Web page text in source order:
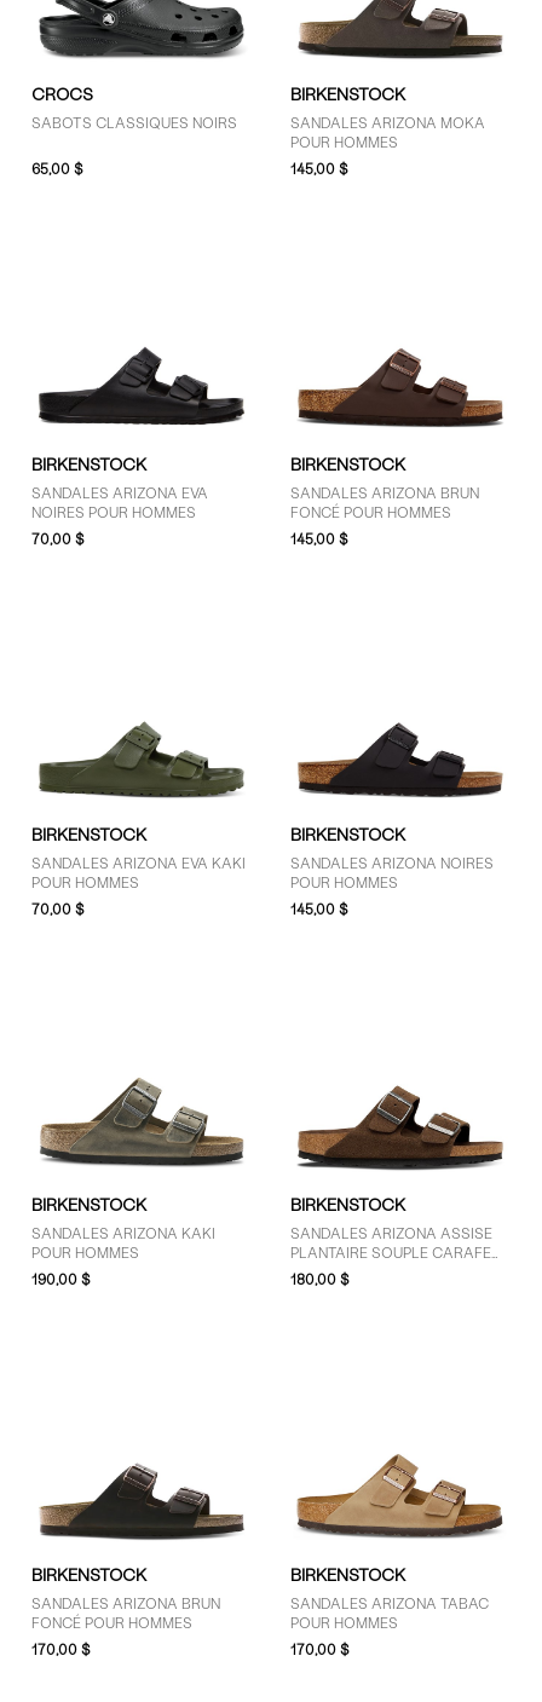
GENRE
Hommes (12)
Crocs (2)
HOKA (1)
Salomon (2)
PRIX
51 $ - 75 $ (7)
6 (3)
7 (10)
8 (13)
15 (1)
COULEUR
Brun (4)
CROCS
SABOTS CLASSIQUES NOIRS
65,00 $
BIRKENSTOCK
SANDALES ARIZONA MOKA
POUR HOMMES
145,00 $
BIRKENSTOCK
SANDALES ARIZONA EVA
NOIRES POUR HOMMES
70,00 $
BIRKENSTOCK
SANDALES ARIZONA BRUN
FONCÉ POUR HOMMES
145,00 $
BIRKENSTOCK
SANDALES ARIZONA EVA KAKI
POUR HOMMES
70,00 $
BIRKENSTOCK
SANDALES ARIZONA NOIRES
POUR HOMMES
145,00 $
BIRKENSTOCK
SANDALES ARIZONA KAKI
POUR HOMMES
190,00 $
BIRKENSTOCK
SANDALES ARIZONA ASSISE
PLANTAIRE SOUPLE CARAFE
POUR HOMMES
180,00 $
BIRKENSTOCK
SANDALES ARIZONA BRUN
FONCÉ POUR HOMMES
170,00 $
BIRKENSTOCK
SANDALES ARIZONA TABAC
POUR HOMMES
170,00 $